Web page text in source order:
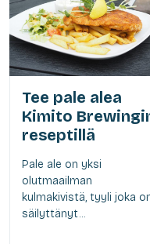
Tee pale alea
Kimito
reseptillä
Pale ale on yksi
olutmaailman
kulmakivistä, tyyli joka
säilyttänyt...